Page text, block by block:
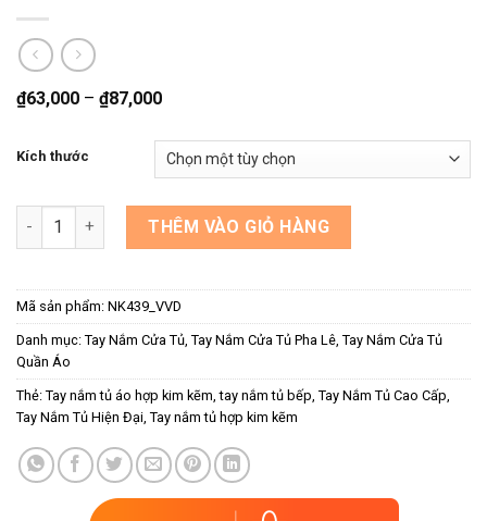
₫63,000 – ₫87,000
Kích thước
Tay nắm tủ kết hợp đá pha lê NK439-VVD số lượng
THÊM VÀO GIỎ HÀNG
Mã sản phẩm: NK439_VVD
Danh mục: Tay Nắm Cửa Tủ Tay Nắm Cửa Tủ Pha Lê Tay Nắm Cửa Tủ
Quần Áo
Thẻ: Tay nắm tủ áo hợp kim kẽm ,tay nắm tủ bếp Tay Nắm Tủ Cao Cấp
Tay Nắm Tủ Hiện Đại Tay nắm tủ hợp kim kẽm